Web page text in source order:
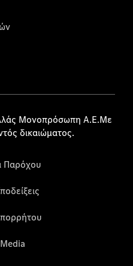
Μονοπρόσωπη Α.Ε.Με
δικαιώματος.
Παρόχου